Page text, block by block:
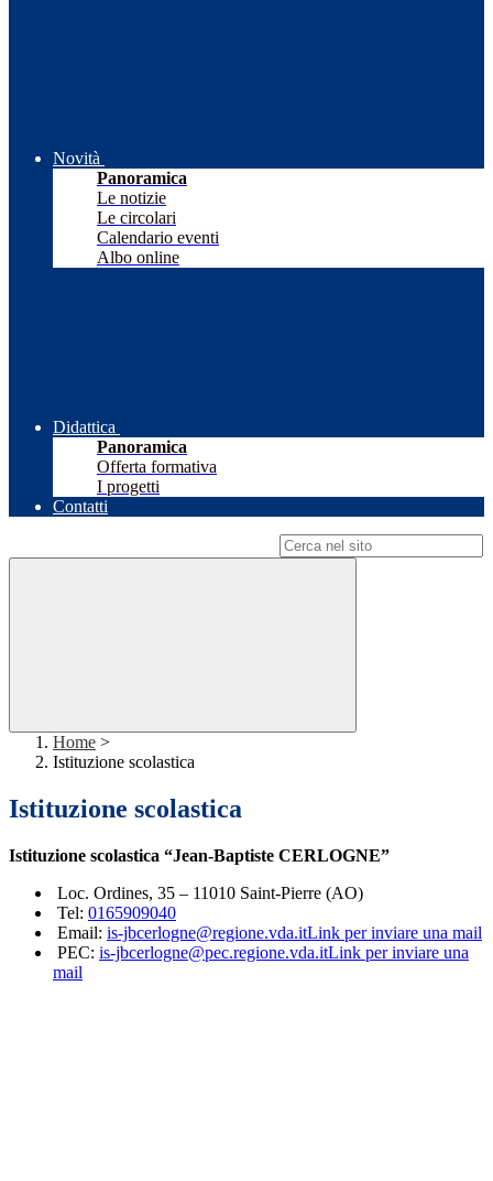
Novità
Panoramica
Le notizie
Le circolari
Calendario eventi
Albo online
Didattica
Panoramica
Offerta formativa
I progetti
Contatti
Home >
Istituzione scolastica
Istituzione scolastica
Istituzione scolastica “Jean-Baptiste CERLOGNE”
Loc. Ordines, 35 – 11010 Saint-Pierre (AO)
Tel: 0165909040
Email: is-jbcerlogne@regione.vda.itLink per inviare una mail
PEC: is-jbcerlogne@pec.regione.vda.itLink per inviare una
mail